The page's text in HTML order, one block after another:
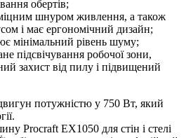
обертів;
шнуром живлення, а також
і має ергономічний дизайн;
мінімальний рівень шуму;
підсвічування робочої зони,
захист від пилу і підвищений
потужністю у 750 Вт, який
Procraft EX1050 для стін і стелі